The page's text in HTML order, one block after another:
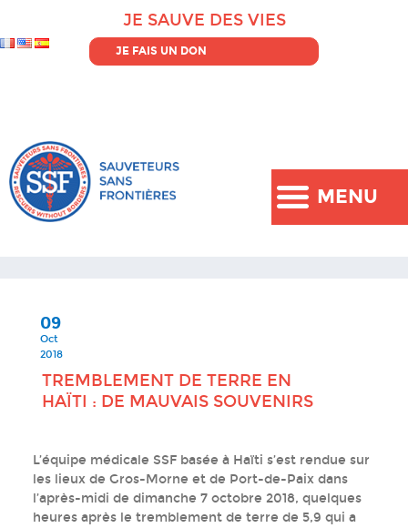
MENU
JE SAUVE DES VIES
JE FAIS UN DON
09
Oct
2018
TREMBLEMENT DE TERRE EN
HAÏTI : DE MAUVAIS SOUVENIRS
L’équipe médicale SSF basée à Haïti s’est rendue sur
les lieux de Gros-Morne et de Port-de-Paix dans
l’après-midi de dimanche 7 octobre 2018, quelques
heures après le tremblement de terre de 5,9 qui a